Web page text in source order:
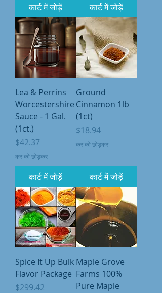
कार्ट में जोड़ें कार्ट में जोड़ें
Lea & Perrins
Worcestershire
Sauce - 1 Gal.
(1ct.)
मूल्य
$42.37
कर को छोड़कर
कार्ट में जोड़ें
Ground
Cinnamon 1lb
(1ct)
मूल्य
$18.94
कर को छोड़कर
कार्ट में जोड़ें
Spice It Up Bulk
Flavor Package
मूल्य
$299.42
Maple Grove
Farms 100%
Pure Maple